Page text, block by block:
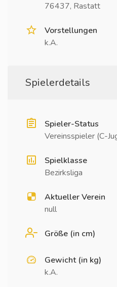
76437, Rastatt
Vorstellungen
k.A.
Spielerdetails
Spieler-Status
Vereinsspieler (C-
Spielklasse
Bezirksliga
Aktueller Verein
null
Größe (in cm)
Gewicht (in kg)
k.A.